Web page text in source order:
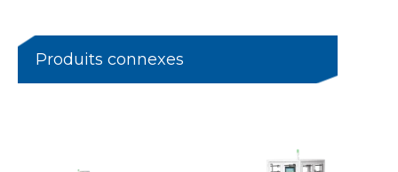
Produits connexes